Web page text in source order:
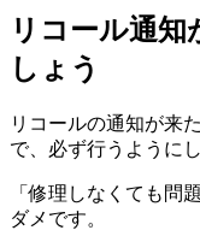
リコール通知
しょう
リコールの通知が来
で、必ず行うように
「修理しなくても問
ダメです。